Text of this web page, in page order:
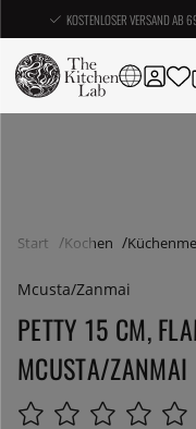
KOSTENLOSER VERSAND AB
Start Kochen
Mcusta/Zanmai
PETTY 15 CM,
MCUSTA/ZANMAI